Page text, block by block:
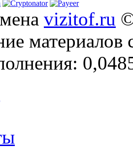
vizitof.ru
материалов